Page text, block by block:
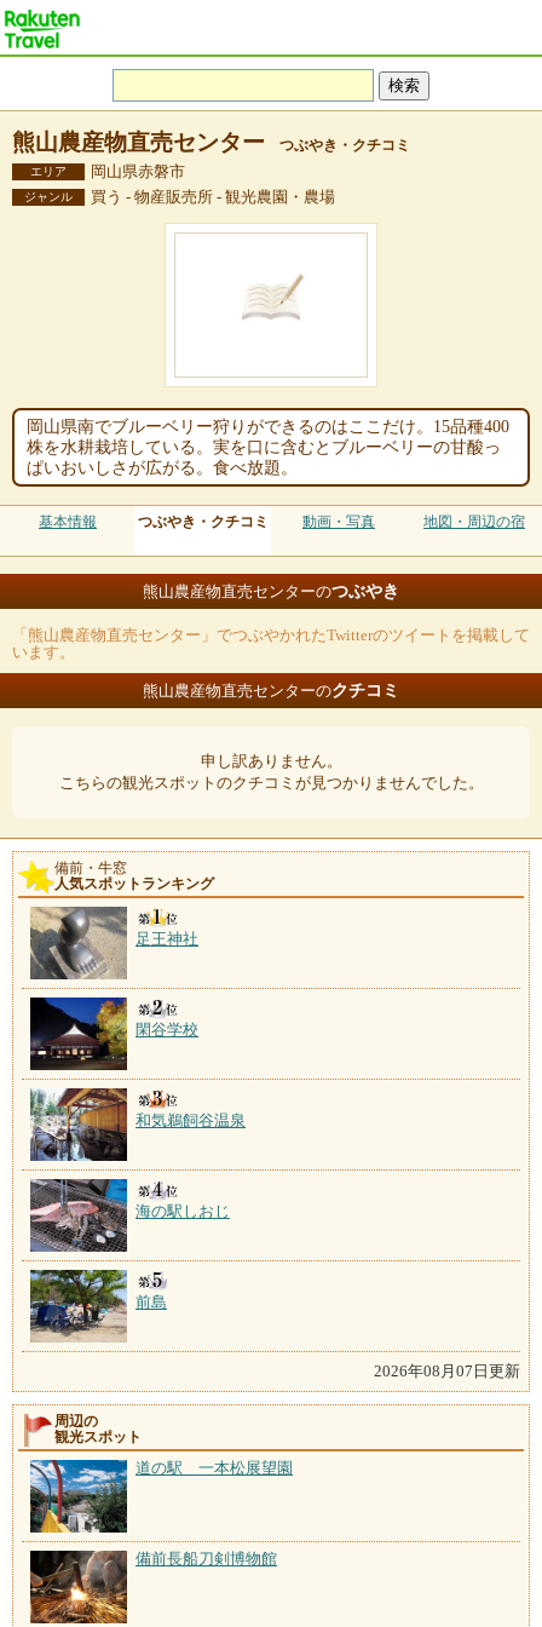
熊山農産物直売センター つぶやき・クチコミ
エリア 岡山県赤磐市
ジャンル 買う - 物産販売所 - 観光農園・農場
岡山県南でブルーベリー狩りができるのはここだけ。15品種400
株を水耕栽培している。実を口に含むとブルーベリーの甘酸っ
ぱいおいしさが広がる。食べ放題。
基本情報 つぶやき・クチコミ 動画・写真 地図・周辺の宿
熊山農産物直売センターのつぶやき
「熊山農産物直売センター」でつぶやかれたTwitterのツイートを掲載して
います。
熊山農産物直売センターのクチコミ
申し訳ありません。
こちらの観光スポットのクチコミが見つかりませんでした。
備前・牛窓
人気スポットランキング
足王神社
閑谷学校
和気鵜飼谷温泉
海の駅しおじ
前島
2026年08月07日更新
周辺の
観光スポット
道の駅 一本松展望園
備前長船刀剣博物館